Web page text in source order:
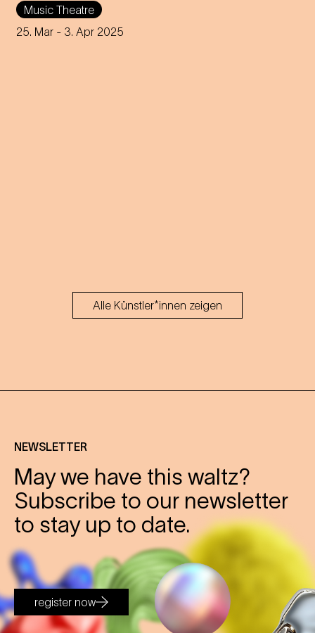
Music Theatre
25. Mar - 3. Apr 2025
Alle Künstler*innen zeigen
NEWSLETTER
May we have this waltz?
Subscribe to our newsletter
to stay up to date.
register now